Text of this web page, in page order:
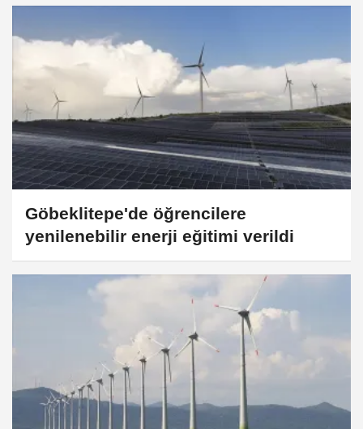
Göbeklitepe'de öğrencilere
yenilenebilir enerji eğitimi verildi